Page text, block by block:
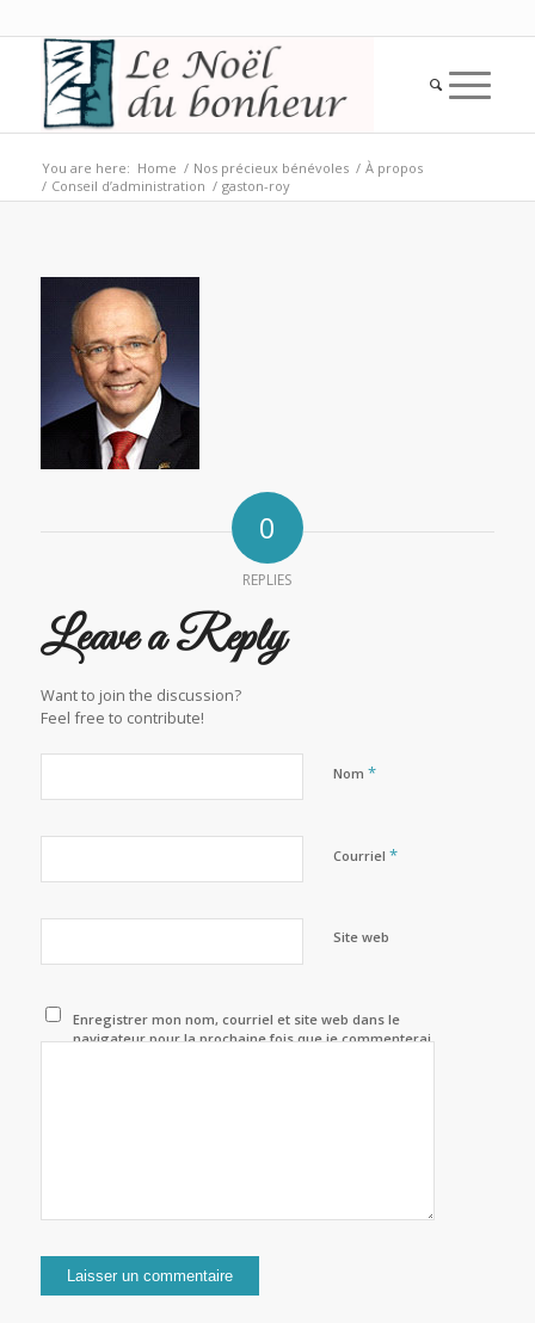
You are here: Home / Nos précieux bénévoles / À propos
/ Conseil d’administration / gaston-roy
0
REPLIES
Leave a Reply
Want to join the discussion?
Feel free to contribute!
Nom *
Courriel *
Site web
Enregistrer mon nom, courriel et site web dans le
navigateur pour la prochaine fois que je commenterai.